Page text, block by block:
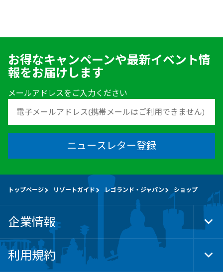
お得なキャンペーンや最新イベント情
報をお届けします
メールアドレスをご入力ください
ニュースレター登録
トップページ リゾートガイド レゴランド・ジャパン ショップ
企業情報
利用規約